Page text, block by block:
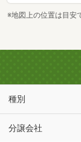
※地図上の位置は目安
種別
分譲会社